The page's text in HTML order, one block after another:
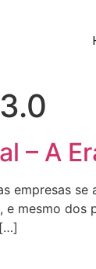
– A
empresas
e mesmo dos